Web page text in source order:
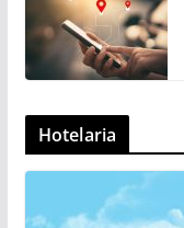
Hotelaria